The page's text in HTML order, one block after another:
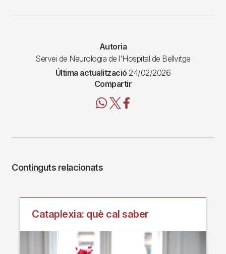
Autoria
Servei de Neurologia de l'Hospital de Bellvitge
Última actualització 24/02/2026
Compartir
Continguts relacionats
Cataplexia: què cal saber